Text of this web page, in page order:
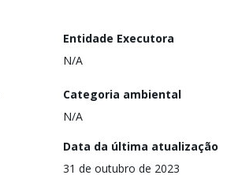
Entidade Executora
N/A
Categoria ambiental
N/A
Data da última atualização
31 de outubro de 2023